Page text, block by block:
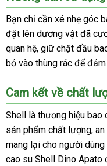
bi
lớn
tặng
bao
Shell
chính
hãng
Bạn chỉ cần xé nhẹ góc
đặt lên dương vật đã
quan hệ, giữ chặt đầu
bỏ vào thùng rác để
Cam kết về chất
Shell là thương hiệu bao
sản phẩm chất lượng,
mang lại cho người
cao su Shell Dino